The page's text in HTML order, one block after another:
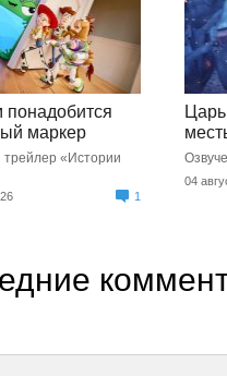
маркер
«Истории
1
04